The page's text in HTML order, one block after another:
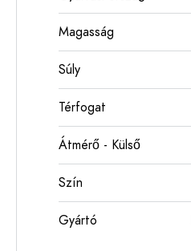
Magasság
Súly
Térfogat
Átmérő - Külső
Szín
Gyártó